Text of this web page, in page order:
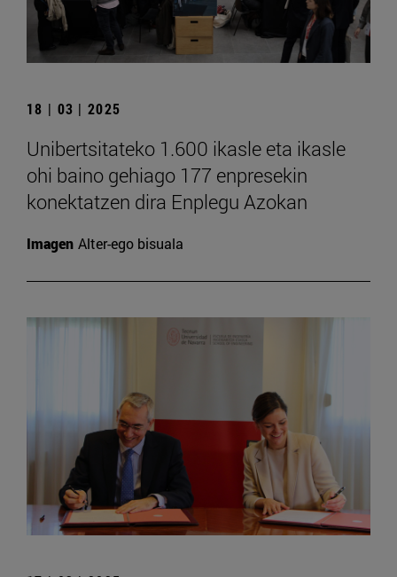
18 | 03 | 2025
Unibertsitateko 1.600 ikasle eta ikasle
ohi baino gehiago 177 enpresekin
konektatzen dira Enplegu Azokan
Imagen Alter-ego bisuala